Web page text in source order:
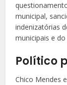
municipal,
indenizatórias
municipais e
Político
Chico Mendes